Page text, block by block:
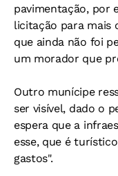
pavimentação, por
licitação para mais
que ainda não foi
um morador que
Outro munícipe
ser visível, dado o
espera que a
esse, que é
gastos".